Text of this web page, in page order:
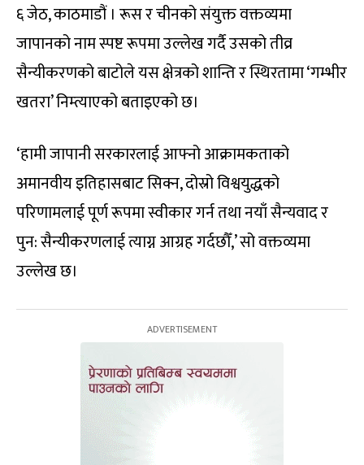
६ जेठ, काठमाडौं । रूस र चीनको संयुक्त वक्तव्यमा
जापानको नाम स्पष्ट रूपमा उल्लेख गर्दै उसको तीव्र
सैन्यीकरणको बाटोले यस क्षेत्रको शान्ति र स्थिरतामा ‘गम्भीर
खतरा’ निम्त्याएको बताइएको छ।
‘हामी जापानी सरकारलाई आफ्नो आक्रामकताको
अमानवीय इतिहासबाट सिक्न, दोस्रो विश्वयुद्धको
परिणामलाई पूर्ण रूपमा स्वीकार गर्न तथा नयाँ सैन्यवाद र
पुन: सैन्यीकरणलाई त्याग्न आग्रह गर्दछौँ,’ सो वक्तव्यमा
उल्लेख छ।